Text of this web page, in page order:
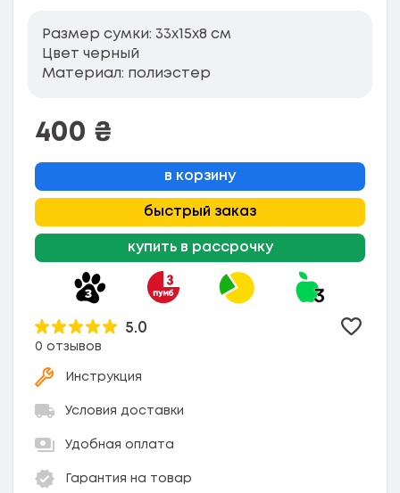
Размер сумки: 33x15x8 см
Цвет черный
Материал: полиэстер
400 ₴
в корзину
быстрый заказ
купить в рассрочку
5.0
0 отзывов
Инструкция
Условия доставки
Удобная оплата
Гарантия на товар